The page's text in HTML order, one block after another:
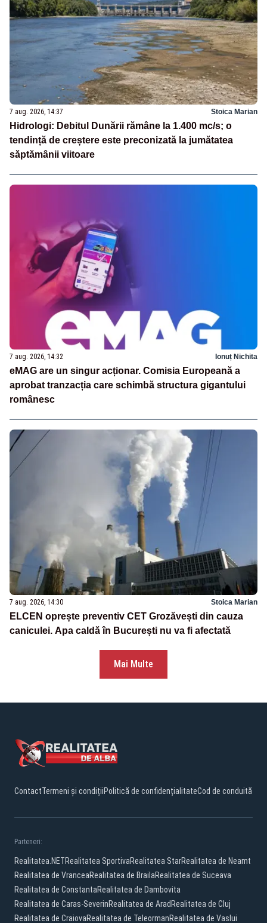
7 aug. 2026, 14:37 Stoica Marian
Hidrologi: Debitul Dunării rămâne la 1.400 mc/s; o
tendință de creștere este preconizată la jumătatea
săptămânii viitoare
7 aug. 2026, 14:32 Ionuț Nichita
eMAG are un singur acționar. Comisia Europeană a
aprobat tranzacția care schimbă structura gigantului
românesc
7 aug. 2026, 14:30 Stoica Marian
ELCEN oprește preventiv CET Grozăvești din cauza
caniculei. Apa caldă în București nu va fi afectată
Mai Multe
ContactTermeni și condițiiPolitică de confidențialitateCod de conduită
Parteneri:
Realitatea.NETRealitatea SportivaRealitatea StarRealitatea de Neamt
Realitatea de VranceaRealitatea de BrailaRealitatea de Suceava
Realitatea de ConstantaRealitatea de Dambovita
Realitatea de Caras-SeverinRealitatea de Arad Realitatea de Cluj
Realitatea de CraiovaRealitatea de TeleormanRealitatea de Vaslui